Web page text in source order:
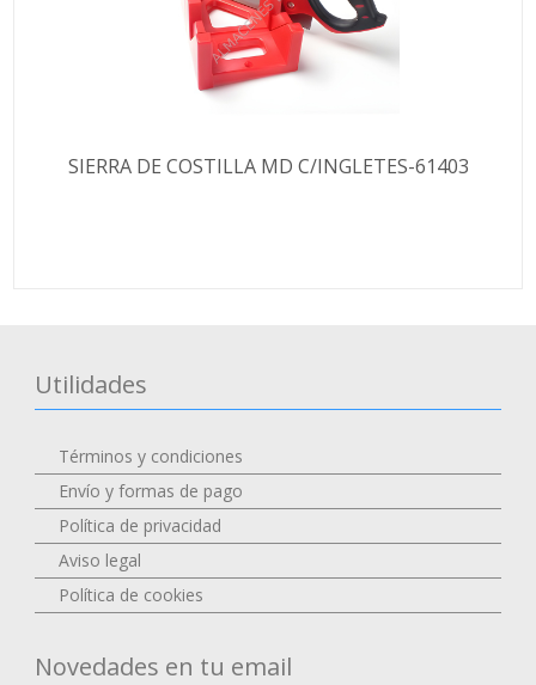
SIERRA DE COSTILLA MD C/INGLETES-61403
Utilidades
Términos y condiciones
Envío y formas de pago
Política de privacidad
Aviso legal
Política de cookies
Novedades en tu email